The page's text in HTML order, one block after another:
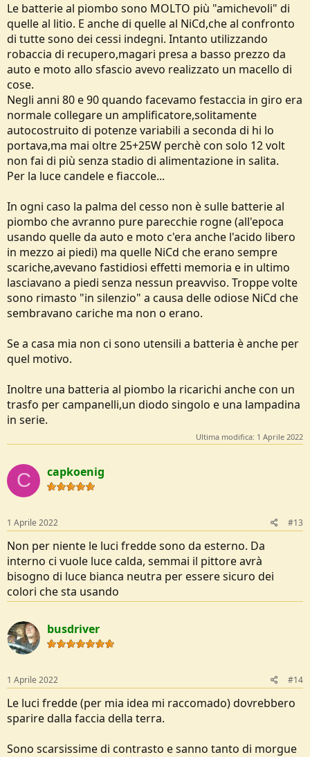
Le batterie al piombo sono MOLTO più "amichevoli" di
quelle al litio. E anche di quelle al NiCd,che al confronto
di tutte sono dei cessi indegni. Intanto utilizzando
robaccia di recupero,magari presa a basso prezzo da
auto e moto allo sfascio avevo realizzato un macello di
cose.
Negli anni 80 e 90 quando facevamo festaccia in giro era
normale collegare un amplificatore,solitamente
autocostruito di potenze variabili a seconda di hi lo
portava,ma mai oltre 25+25W perchè con solo 12 volt
non fai di più senza stadio di alimentazione in salita.
Per la luce candele e fiaccole...
In ogni caso la palma del cesso non è sulle batterie al
piombo che avranno pure parecchie rogne (all'epoca
usando quelle da auto e moto c'era anche l'acido libero
in mezzo ai piedi) ma quelle NiCd che erano sempre
scariche,avevano fastidiosi effetti memoria e in ultimo
lasciavano a piedi senza nessun preavviso. Troppe volte
sono rimasto "in silenzio" a causa delle odiose NiCd che
sembravano cariche ma non o erano.
Se a casa mia non ci sono utensili a batteria è anche per
quel motivo.
Inoltre una batteria al piombo la ricarichi anche con un
trasfo per campanelli,un diodo singolo e una lampadina
in serie.
Ultima modifica: 1 Aprile 2022
C capkoenig
1 Aprile 2022 #13
Non per niente le luci fredde sono da esterno. Da
interno ci vuole luce calda, semmai il pittore avrà
bisogno di luce bianca neutra per essere sicuro dei
colori che sta usando
busdriver
1 Aprile 2022 #14
Le luci fredde (per mia idea mi raccomado) dovrebbero
sparire dalla faccia della terra.
Sono scarsissime di contrasto e sanno tanto di morgue